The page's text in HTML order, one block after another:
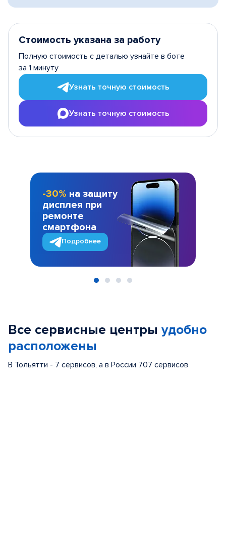
Стоимость указана за работу
Полную стоимость с деталью узнайте в боте
за 1 минуту
Узнать точную стоимость
Узнать точную стоимость
-30% на защиту
дисплея при
ремонте
смартфона
Подробнее
Все сервисные центры удобно
расположены
В Тольятти - 7 сервисов, а в России 707 сервисов